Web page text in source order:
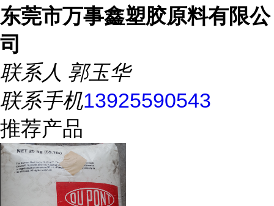
东莞市万事鑫塑胶原料有限公
司
联系人 郭玉华
联系手机13925590543
推荐产品